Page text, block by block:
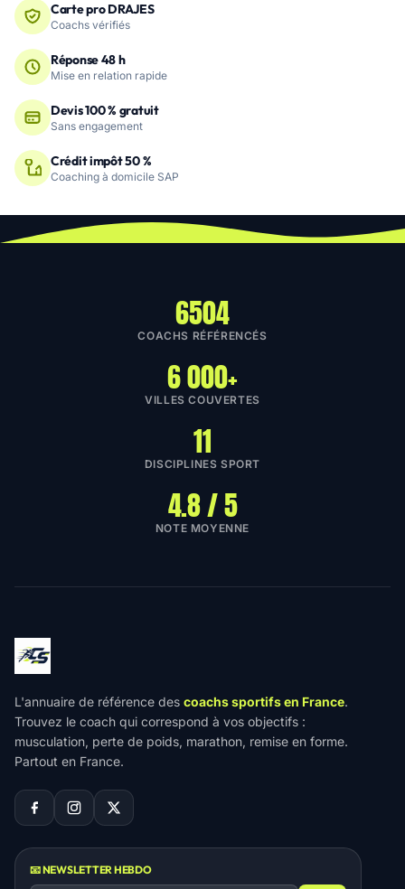
Carte pro DRAJES
Coachs vérifiés
Réponse 48 h
Mise en relation rapide
Devis 100 % gratuit
Sans engagement
Crédit impôt 50 %
Coaching à domicile SAP
6504
COACHS RÉFÉRENCÉS
6 000+
VILLES COUVERTES
11
DISCIPLINES SPORT
4.8 / 5
NOTE MOYENNE
L'annuaire de référence des coachs sportifs en France.
Trouvez le coach qui correspond à vos objectifs :
musculation, perte de poids, marathon, remise en forme.
Partout en France.
📧 NEWSLETTER HEBDO